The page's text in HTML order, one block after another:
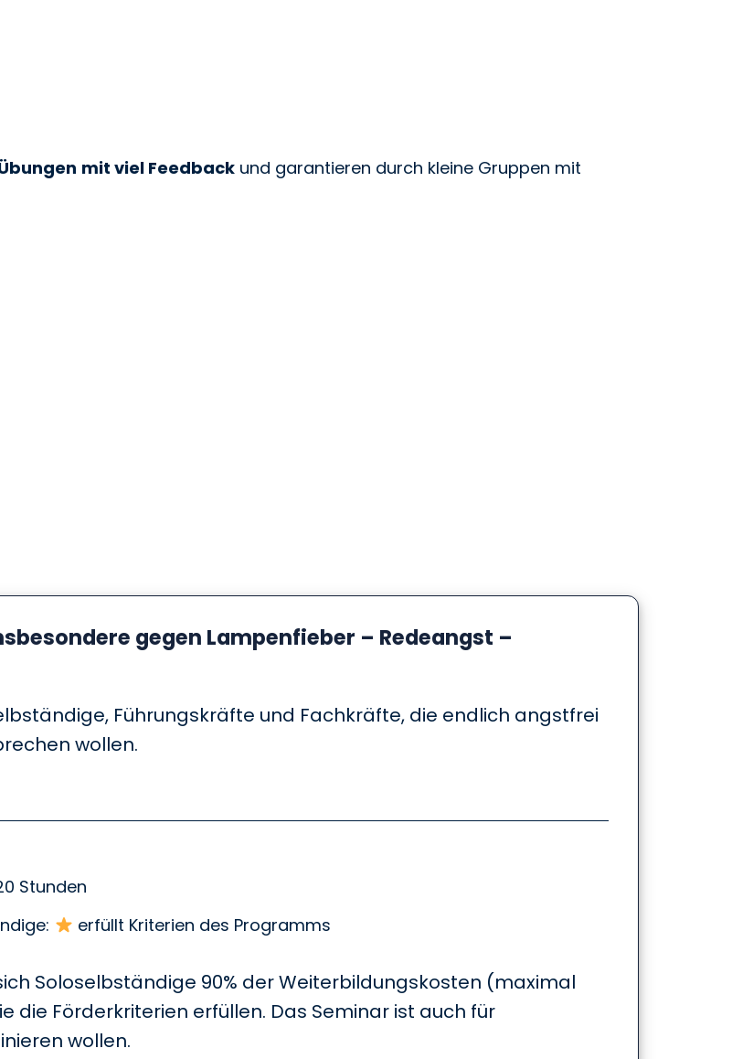
mit viel Feedback und garantieren durch kleine Gruppen mit
gegen Lampenfieber – Redeangst –
Führungskräfte und Fachkräfte, die endlich angstfrei
wollen.
Stunden
erfüllt Kriterien des Programms
Soloselbständige 90% der Weiterbildungskosten (maximal
die Förderkriterien erfüllen. Das Seminar ist auch für
wollen.